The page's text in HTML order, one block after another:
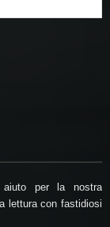
aiuto per la nostra
lettura con fastidiosi